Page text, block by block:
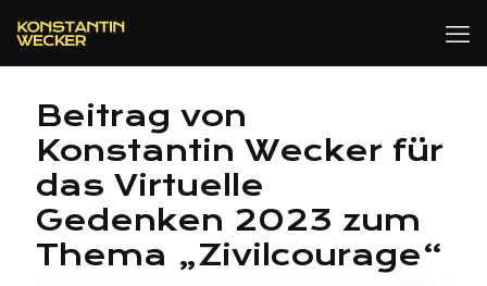
Beitrag von
Konstantin Wecker für
das Virtuelle
Gedenken 2023 zum
Thema „Zivilcourage“